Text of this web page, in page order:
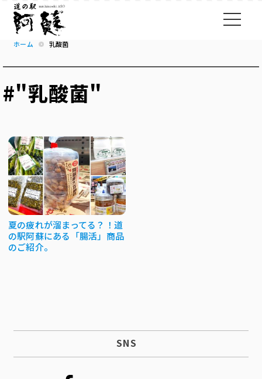
ホーム 乳酸菌
#"乳酸菌"
夏の疲れが溜まってる？！道
の駅阿蘇にある「腸活」商品
のご紹介。
SNS